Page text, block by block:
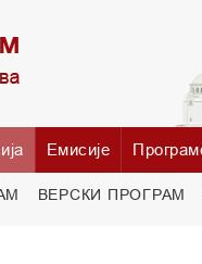
Емисије
ВЕРСКИ ПРОГРАМ